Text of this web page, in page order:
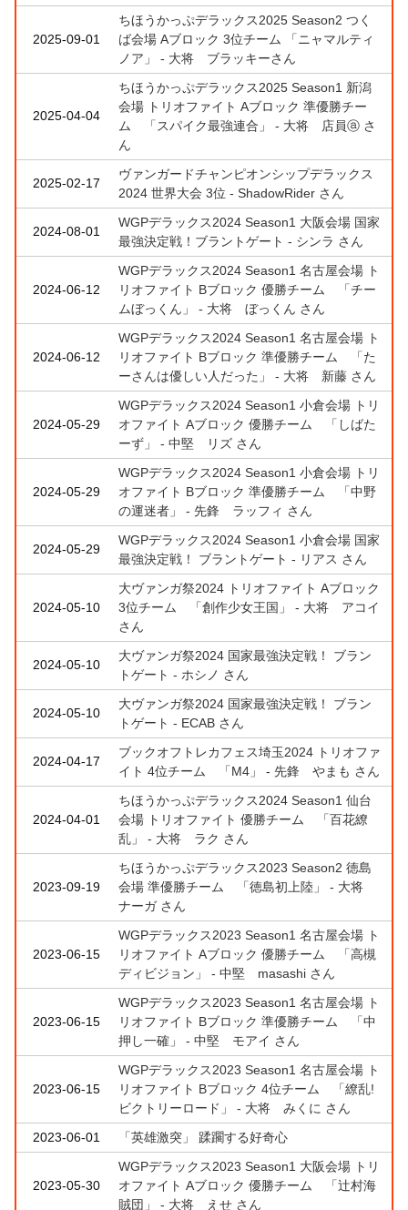
2025-09-01
ちほうかっぷデラックス2025 Season2 つく
ば会場 Aブロック 3位チーム 「ニャマルティ
ノア」 - 大将 ブラッキーさん
2025-04-04
ちほうかっぷデラックス2025 Season1 新潟
会場 トリオファイト Aブロック 準優勝チー
ム 「スパイク最強連合」 - 大将 店員ⓐ さ
ん
2025-02-17
ヴァンガードチャンピオンシップデラックス
2024 世界大会 3位 - ShadowRider さん
2024-08-01
WGPデラックス2024 Season1 大阪会場 国家
最強決定戦！ブラントゲート - シンラ さん
2024-06-12
WGPデラックス2024 Season1 名古屋会場 ト
リオファイト Bブロック 優勝チーム 「チー
ムぼっくん」 - 大将 ぼっくん さん
2024-06-12
WGPデラックス2024 Season1 名古屋会場 ト
リオファイト Bブロック 準優勝チーム 「た
ーさんは優しい人だった」 - 大将 新藤 さん
2024-05-29
WGPデラックス2024 Season1 小倉会場 トリ
オファイト Aブロック 優勝チーム 「しばた
ーず」 - 中堅 リズ さん
2024-05-29
WGPデラックス2024 Season1 小倉会場 トリ
オファイト Bブロック 準優勝チーム 「中野
の運迷者」 - 先鋒 ラッフィ さん
2024-05-29
WGPデラックス2024 Season1 小倉会場 国家
最強決定戦！ ブラントゲート - リアス さん
2024-05-10
大ヴァンガ祭2024 トリオファイト Aブロック
3位チーム 「創作少女王国」 - 大将 アコイ
さん
2024-05-10
大ヴァンガ祭2024 国家最強決定戦！ ブラン
トゲート - ホシノ さん
2024-05-10
大ヴァンガ祭2024 国家最強決定戦！ ブラン
トゲート - ECAB さん
2024-04-17
ブックオフトレカフェス埼玉2024 トリオファ
イト 4位チーム 「M4」 - 先鋒 やまも さん
2024-04-01
ちほうかっぷデラックス2024 Season1 仙台
会場 トリオファイト 優勝チーム 「百花繚
乱」 - 大将 ラク さん
2023-09-19
ちほうかっぷデラックス2023 Season2 徳島
会場 準優勝チーム 「徳島初上陸」 - 大将
ナーガ さん
2023-06-15
WGPデラックス2023 Season1 名古屋会場 ト
リオファイト Aブロック 優勝チーム 「高槻
ディビジョン」 - 中堅 masashi さん
2023-06-15
WGPデラックス2023 Season1 名古屋会場 ト
リオファイト Bブロック 準優勝チーム 「中
押し一確」 - 中堅 モアイ さん
2023-06-15
WGPデラックス2023 Season1 名古屋会場 ト
リオファイト Bブロック 4位チーム 「繚乱!
ビクトリーロード」 - 大将 みくに さん
2023-06-01
「英雄激突」 蹂躙する好奇心
2023-05-30
WGPデラックス2023 Season1 大阪会場 トリ
オファイト Aブロック 優勝チーム 「辻村海
賊団」 - 大将 えせ さん